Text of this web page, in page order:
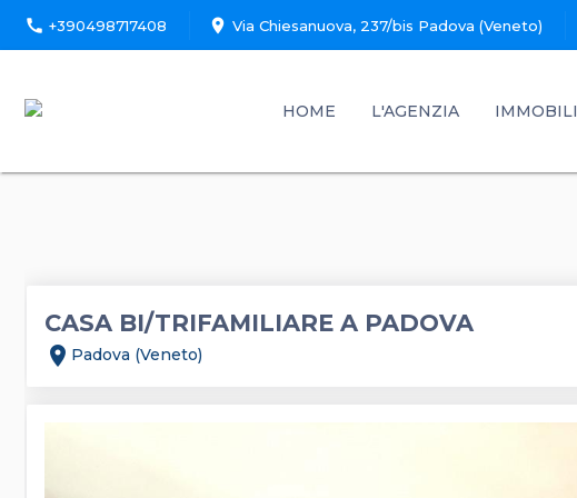
call +390498717408 location_on Via Chiesanuova, 237/bis Padova (Veneto)
HOME L'AGENZIA IMMOBILI
CASA BI/TRIFAMILIARE A PADOVA
location_on Padova (Veneto)